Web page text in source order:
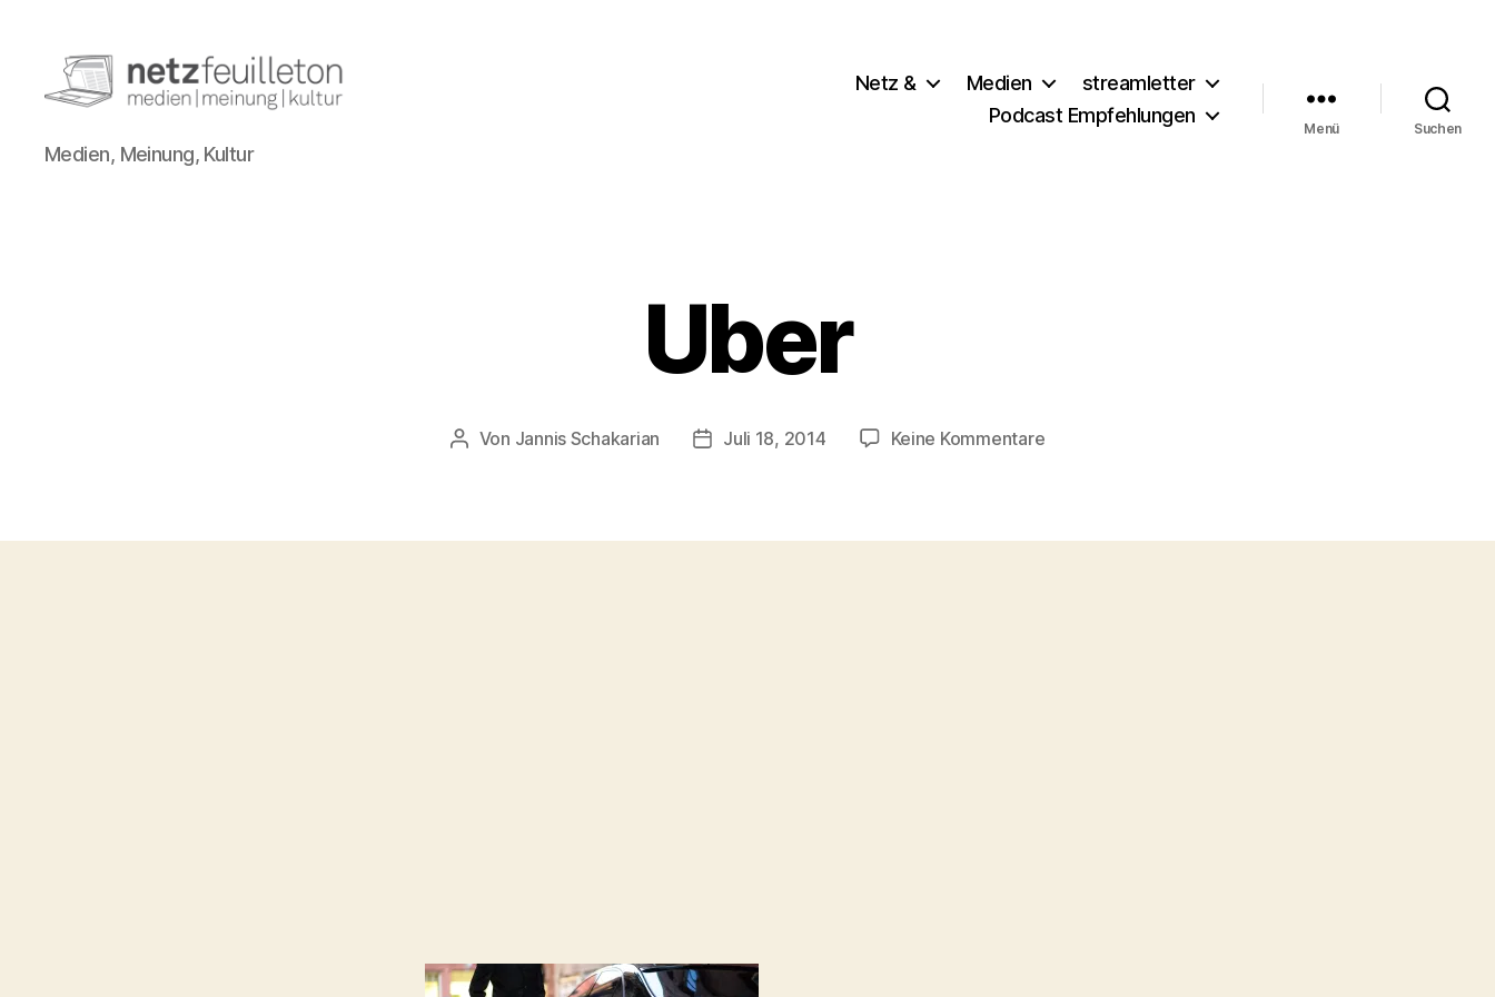
netzfeuilleton.de
Medien, Meinung, Kultur
Netz & Medien
streamletter
Podcast Empfehlungen
Menü Suchen
Uber
Beitragsautor
Von Jannis Schakarian Veröffentlichungsdatum
Juli 18, 2014 Keine Kommentarezu